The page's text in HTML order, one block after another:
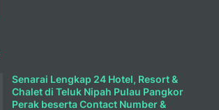
Senarai Lengkap 24 Hotel, Resort &
Chalet di Teluk Nipah Pulau Pangkor
Perak beserta Contact Number &